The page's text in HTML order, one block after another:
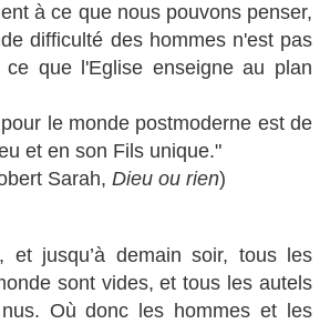
à ce que nous pouvons penser,
difficulté des hommes n'est pas
que l'Eglise enseigne au plan
le monde postmoderne est de
et en son Fils unique."
Sarah, Dieu ou rien)
et jusqu’à demain soir, tous les
sont vides, et tous les autels
Où donc les hommes et les